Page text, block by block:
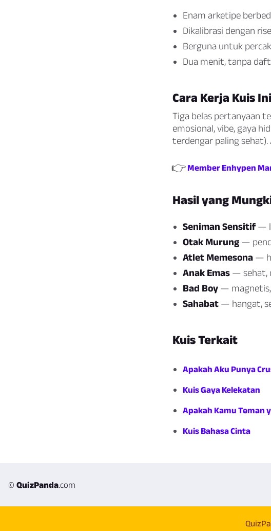
Enam arketipe
Dikalibrasi dengan
Berguna untuk
Dua menit, tanpa
Cara Kerja Kuis Ini
Tiga belas pertanyaan
emosional, vibe, gaya
terdengar paling
👉 Member Enhypen
Hasil yang
Seniman Sensitif—
Otak Murung —
Atlet Memesona —
Anak Emas — sehat,
Bad Boy — magnetis,
Sahabat — hangat,
Kuis Terkait
Apakah Aku Punya
Kuis Gaya Kelekatan
Apakah Kamu Teman
Kuis Bahasa Cinta
© QuizPanda.com